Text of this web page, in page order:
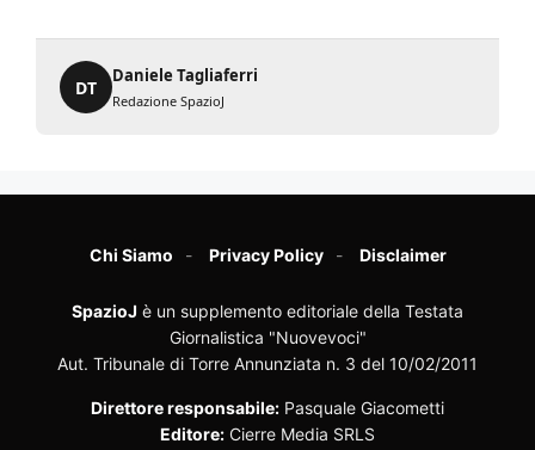
DT
Daniele Tagliaferri
Redazione SpazioJ
Chi Siamo Privacy Policy Disclaimer
SpazioJ è un supplemento editoriale della Testata
Giornalistica "Nuovevoci"
Aut. Tribunale di Torre Annunziata n. 3 del 10/02/2011
Direttore responsabile: Pasquale Giacometti
Editore: Cierre Media SRLS